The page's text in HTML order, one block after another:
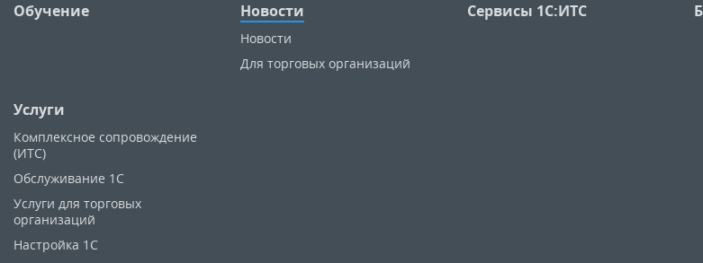
Обучение Новости
Новости
Для торговых организаций
Сервисы 1С:ИТС
Услуги
Комплексное сопровождение
(ИТС)
Обслуживание 1С
Услуги для торговых
организаций
Настройка 1С